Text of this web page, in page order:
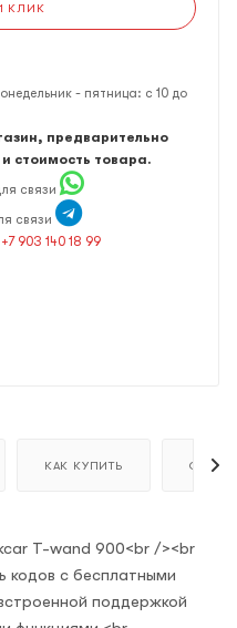
КЛИК
- пятница: с 10 до
предварительно
стоимость товара.
связи
связи
+7 903 140 18 99
КАК КУПИТЬ ОПЛАТА
T-wand 900<br /><br
кодов с бесплатными
поддержкой